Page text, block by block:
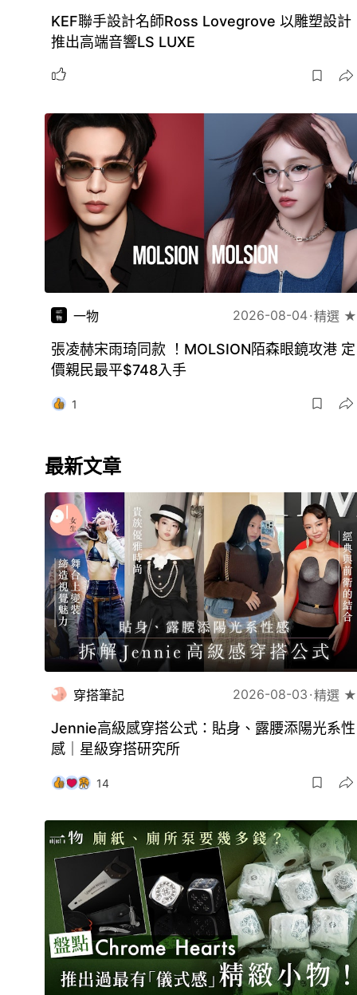
KEF聯手設計名師Ross Lovegrove 以雕塑設計
推出高端音響LS LUXE
一物 2026-08-04 精選 ★
張凌赫宋雨琦同款 ！MOLSION陌森眼鏡攻港 定
價親民最平$748入手
1
最新文章
穿搭筆記 2026-08-03 精選 ★
Jennie高級感穿搭公式：貼身、露腰添陽光系性
感｜星級穿搭研究所
14